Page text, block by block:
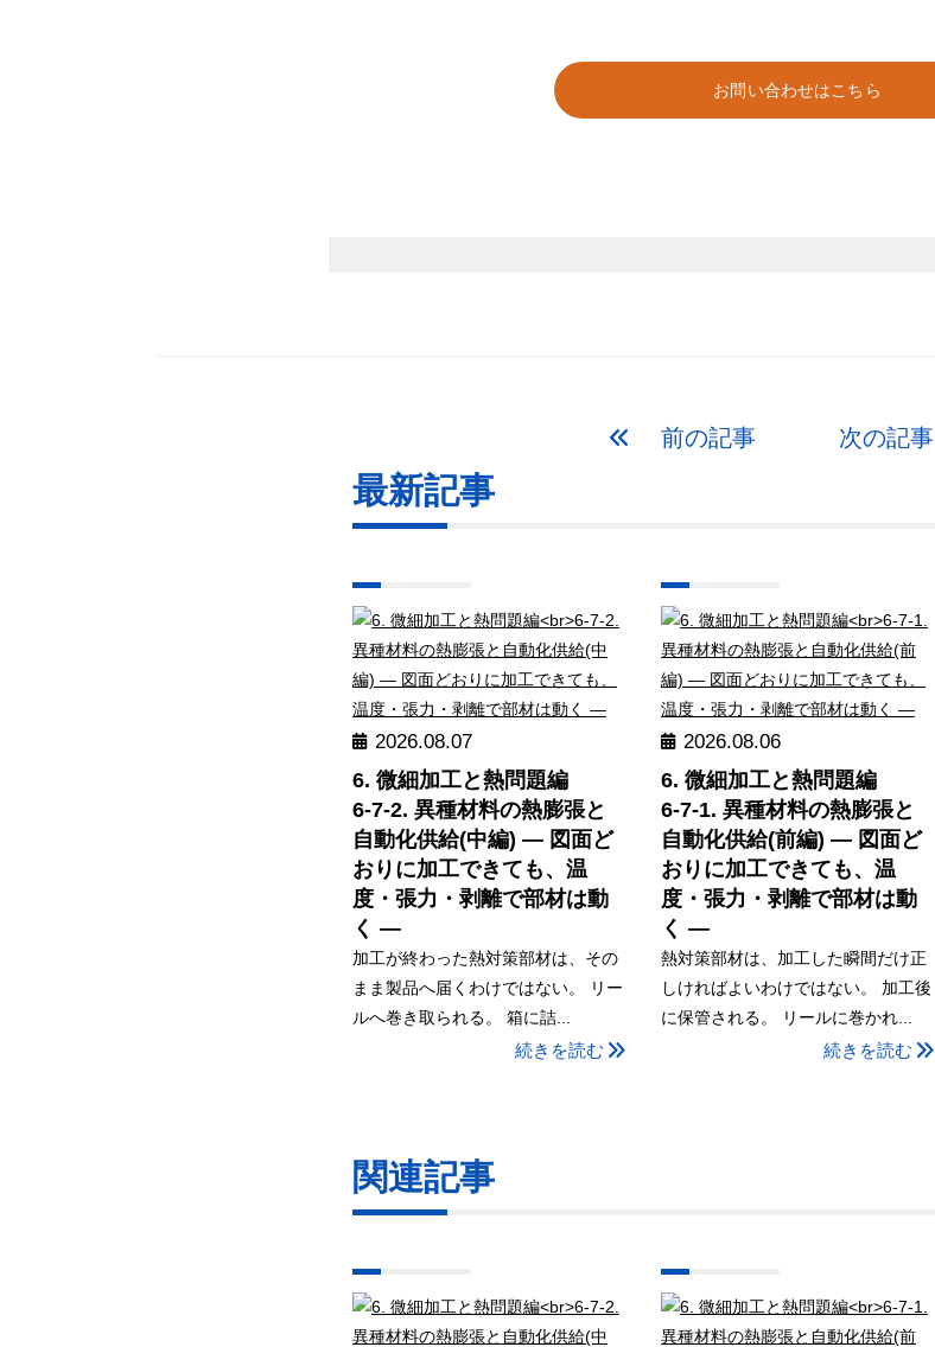
お問い合わせはこちら
前の記事 次の記事
最新記事
2026.08.07
6. 微細加工と熱問題編
6-7-2. 異種材料の熱膨張と
自動化供給(中編) ― 図面ど
おりに加工できても、温
度・張力・剥離で部材は動
く ―
加工が終わった熱対策部材は、その
まま製品へ届くわけではない。 リー
ルへ巻き取られる。 箱に詰...
続きを読む
2026.08.06
6. 微細加工と熱問題編
6-7-1. 異種材料の熱膨張と
自動化供給(前編) ― 図面ど
おりに加工できても、温
度・張力・剥離で部材は動
く ―
熱対策部材は、加工した瞬間だけ正
しければよいわけではない。 加工後
に保管される。 リールに巻かれ...
続きを読む
関連記事